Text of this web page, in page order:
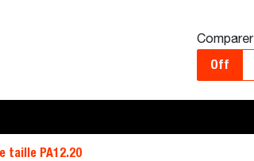
Comparer
Off
taille PA12.20